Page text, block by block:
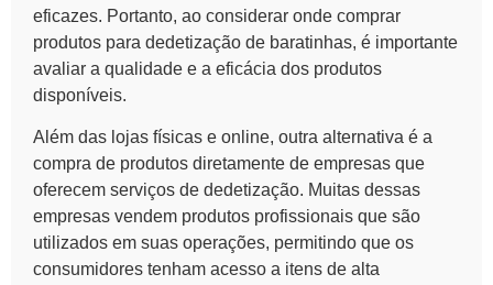
eficazes. Portanto, ao considerar onde comprar
produtos para dedetização de baratinhas, é importante
avaliar a qualidade e a eficácia dos produtos
disponíveis.
Além das lojas físicas e online, outra alternativa é a
compra de produtos diretamente de empresas que
oferecem serviços de dedetização. Muitas dessas
empresas vendem produtos profissionais que são
utilizados em suas operações, permitindo que os
consumidores tenham acesso a itens de alta